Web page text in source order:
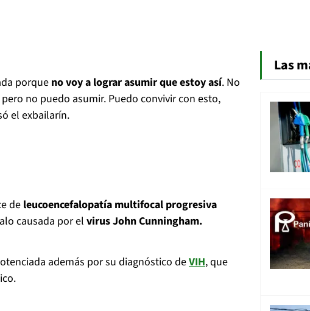
porque no voy a lograr asumir que estoy así. No
no puedo asumir. Puedo convivir con esto,
el exbailarín.
de leucoencefalopatía multifocal progresiva
causada por el virus John Cunningham.
además por su diagnóstico deVIH, que
Las